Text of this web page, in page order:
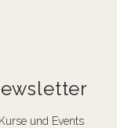
und Events